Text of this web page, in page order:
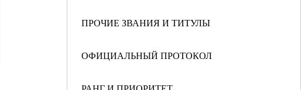
ПРОЧИЕ ЗВАНИЯ И ТИТУЛЫ
ОФИЦИАЛЬНЫЙ ПРОТОКОЛ